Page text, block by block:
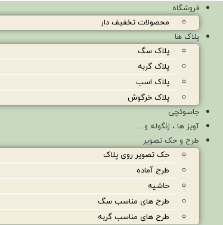
فروشگاه
محصولات تخفیف دار
پلاک ها
پلاک سگ
پلاک گربه
پلاک اسب
پلاک خرگوش
جاسوئچی
آویز ها ، زنگوله و…
طرح و حک تصویر
حک تصویر روی پلاک
طرح آماده
حاشیه
طرح های مناسب سگ
طرح های مناسب گربه